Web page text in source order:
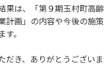
果は、「第９期玉村町高
計画」の内容や今後の施
。
だき、ありがとうございま